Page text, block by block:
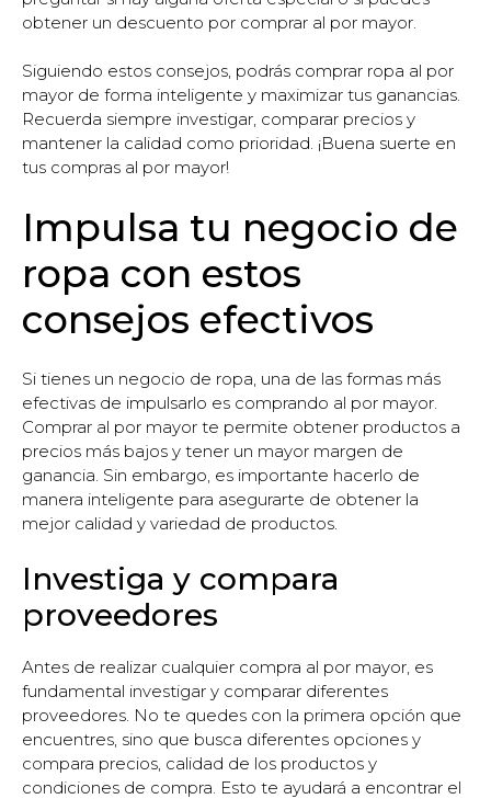
obtener un descuento por comprar al por mayor.
Siguiendo estos consejos, podrás comprar ropa al por
mayor de forma inteligente y maximizar tus ganancias.
Recuerda siempre investigar, comparar precios y
mantener la calidad como prioridad. ¡Buena suerte en
tus compras al por mayor!
Impulsa tu negocio de
ropa con estos
consejos efectivos
Si tienes un negocio de ropa, una de las formas más
efectivas de impulsarlo es comprando al por mayor.
Comprar al por mayor te permite obtener productos a
precios más bajos y tener un mayor margen de
ganancia. Sin embargo, es importante hacerlo de
manera inteligente para asegurarte de obtener la
mejor calidad y variedad de productos.
Investiga y compara
proveedores
Antes de realizar cualquier compra al por mayor, es
fundamental investigar y comparar diferentes
proveedores. No te quedes con la primera opción que
encuentres, sino que busca diferentes opciones y
compara precios, calidad de los productos y
condiciones de compra. Esto te ayudará a encontrar el